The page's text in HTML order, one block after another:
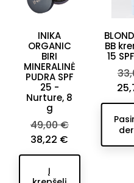
INIKA
ORGANIC
BIRI
MINERALINĖ
PUDRA SPF
25 -
Nurture, 8
g
Bazinė
kaina
49,00 €
Kaina
38,22 €
Į
BB
15